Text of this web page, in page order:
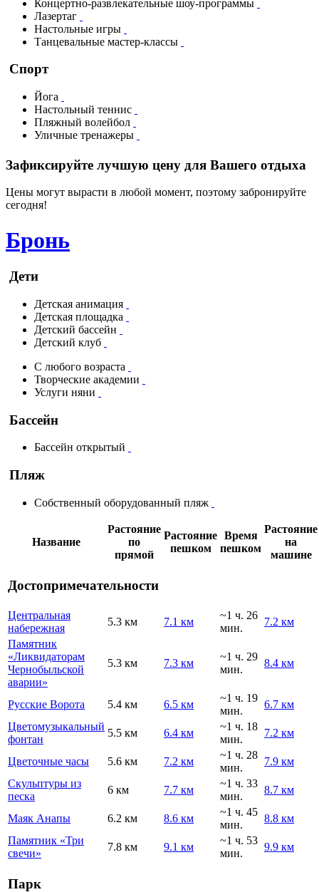
Концертно-развлекательные шоу-программы
Лазертаг
Настольные игры
Танцевальные мастер-классы
Спорт
Йога
Настольный теннис
Пляжный волейбол
Уличные тренажеры
Зафиксируйте лучшую цену для Вашего отдыха
Цены могут вырасти в любой момент, поэтому забронируйте
сегодня!
Бронь
Дети
Детская анимация
Детская площадка
Детский бассейн
Детский клуб
С любого возраста
Творческие академии
Услуги няни
Бассейн
Бассейн открытый
Пляж
Собственный оборудованный пляж
Название
Растояние
по
прямой
Растояние
пешком
Время
пешком
Растояние
на
машине
Достопримечательности
Центральная
набережная
5.3 км 7.1 км
~1 ч. 26
мин.
7.2 км
Памятник
«Ликвидаторам
Чернобыльской
аварии»
5.3 км 7.3 км
~1 ч. 29
мин.
8.4 км
Русские Ворота 5.4 км 6.5 км
~1 ч. 19
мин.
6.7 км
Цветомузыкальный
фонтан
5.5 км 6.4 км
~1 ч. 18
мин.
7.2 км
Цветочные часы 5.6 км 7.2 км
~1 ч. 28
мин.
7.9 км
Скульптуры из
песка
6 км 7.7 км
~1 ч. 33
мин.
8.7 км
Маяк Анапы 6.2 км 8.6 км
~1 ч. 45
мин.
8.8 км
Памятник «Три
свечи»
7.8 км 9.1 км
~1 ч. 53
мин.
9.9 км
Парк